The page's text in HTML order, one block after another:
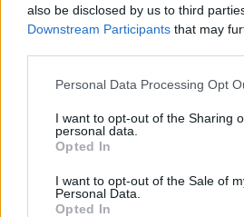
also be disclosed by us to third
Downstream Participants that may
Personal Data Processing Opt
I want to opt-out of the Sharing
personal data.
Opted In
I want to opt-out of the Sale of
Personal Data.
Opted In
Sécurité Automobile
Catalogne lance un
téléphone et ceinture